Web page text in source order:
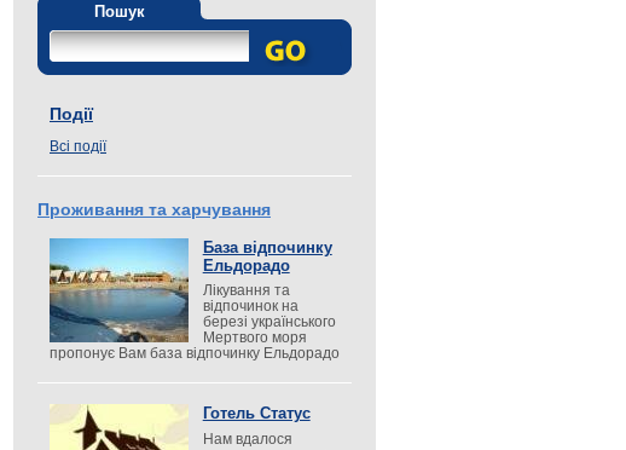
Пошук
Події
Всі події
Проживання та харчування
База відпочинку
Ельдорадо
Лікування та
відпочинок на
березі українського
Мертвого моря
пропонує Вам база відпочинку Ельдорадо
Готель Статус
Нам вдалося